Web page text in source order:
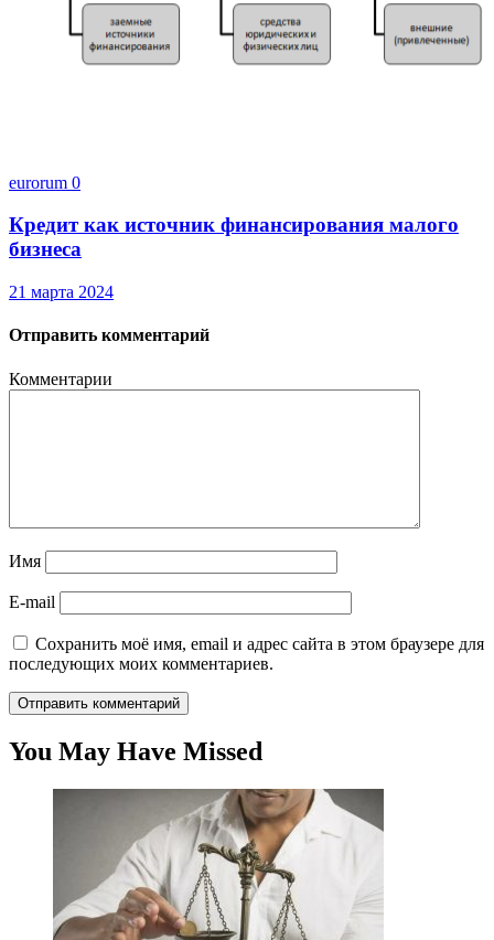
eurorum 0
Кредит как источник финансирования малого
бизнеса
21 марта 2024
Отправить комментарий
Комментарии
Имя
E-mail
Сохранить моё имя, email и адрес сайта в этом браузере для
последующих моих комментариев.
You May Have Missed